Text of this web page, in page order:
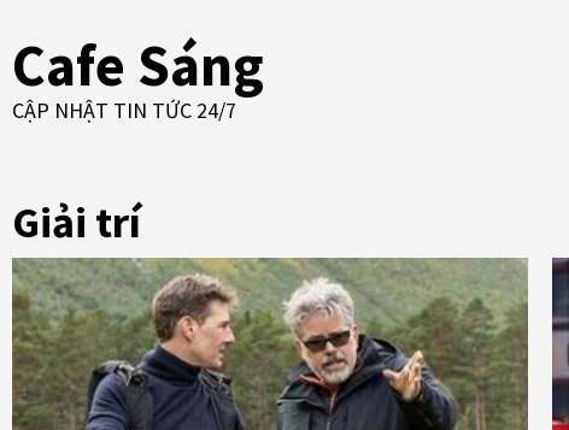
to
content
Cafe Sáng
CẬP NHẬT TIN TỨC 24/7
Giải trí